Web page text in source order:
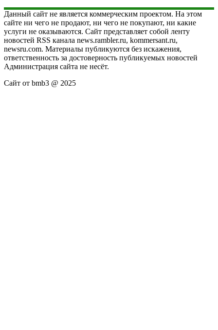
Данный сайт не является коммерческим проектом. На этом
сайте ни чего не продают, ни чего не покупают, ни какие
услуги не оказываются. Сайт представляет собой ленту
новостей RSS канала news.rambler.ru, kommersant.ru,
newsru.com. Материалы публикуются без искажения,
ответственность за достоверность публикуемых новостей
Администрация сайта не несёт.
Сайт от bmb3 @ 2025